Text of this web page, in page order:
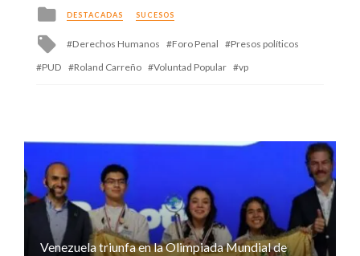
Posted
in
DESTACADAS SUCESOS
Tagged
Derechos Humanos Foro Penal
Presos políticos
PUD
Roland Carreño Voluntad Popular vp
Venezuela triunfa en la Olimpiada Mundial de